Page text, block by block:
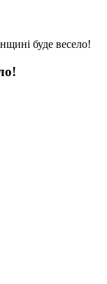
буде весело!